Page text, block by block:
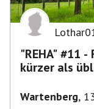
"REHA" #11
kürzer als
Wartenberg,